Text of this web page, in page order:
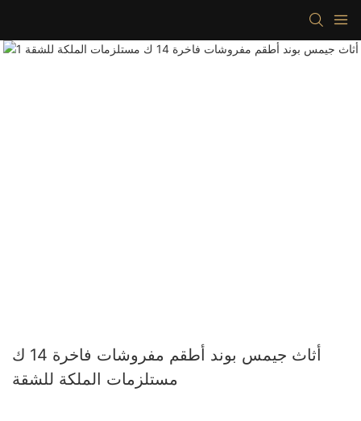
أثاث جيمس بوند أطقم مفروشات فاخرة 14 ك
مستلزمات الملكة للشقة